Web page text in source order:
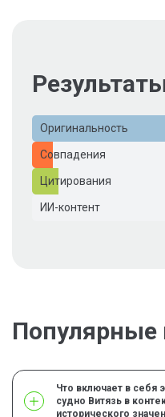
Оригинальность
Совпадения
Цитирования
ИИ-контент
Популярные
Что включает в себя
судно Витязь в
исторического